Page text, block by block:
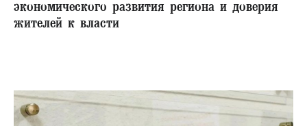
экономического развития региона и доверия
жителей к власти